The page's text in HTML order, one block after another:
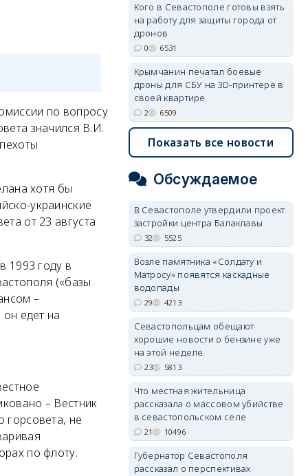
по вопросу
значился В.И.
хотя бы
украинские
от 23 августа
1993 году в
(«базы
–
он едет на
– Вестник
горсовета, не
по флоту.
Кого в Севастополе готовы взять
на работу для защиты города от
дронов
0 6531
Крымчанин печатал боевые
дроны для СБУ на 3D-принтере в
своей квартире
2 6509
Показать все новости
Обсуждаемое
В Севастополе утвердили проект
застройки центра Балаклавы
32 5525
Возле памятника «Солдату и
Матросу» появятся каскадные
водопады
29 4213
Севастопольцам обещают
хорошие новости о бензине уже
на этой неделе
23 5813
Что местная жительница
рассказала о массовом убийстве
в севастопольском селе
21 10496
Губернатор Севастополя
рассказал о перспективах